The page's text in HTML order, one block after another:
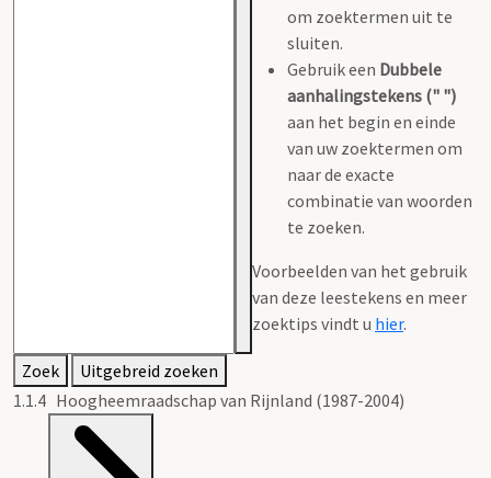
om zoektermen uit te
sluiten.
Gebruik een Dubbele
aanhalingstekens (" ")
aan het begin en einde
van uw zoektermen om
naar de exacte
combinatie van woorden
te zoeken.
Voorbeelden van het gebruik
van deze leestekens en meer
zoektips vindt u hier.
Zoek
Uitgebreid zoeken
1.1.4 Hoogheemraadschap van Rijnland (1987-2004)